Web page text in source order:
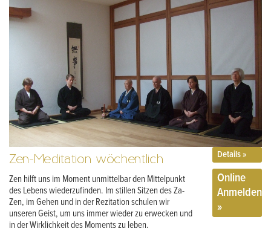
Zen-Meditation wöchentlich
Zen hilft uns im Moment unmittelbar den Mittelpunkt
des Lebens wiederzufinden. Im stillen Sitzen des Za-
Zen, im Gehen und in der Rezitation schulen wir
unseren Geist, um uns immer wieder zu erwecken und
in der Wirklichkeit des Moments zu leben.
Details »
Online
Anmelden
»